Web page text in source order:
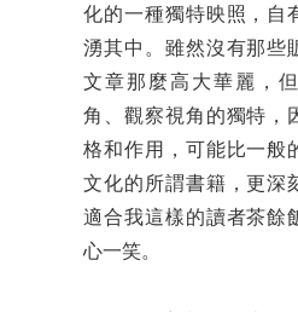
化的一種獨特映照，自
湧其中。雖然沒有那些
文章那麼高大華麗，
角、觀察視角的獨特，
格和作用，可能比一般
文化的所謂書籍，更深
適合我這樣的讀者茶餘
心一笑。